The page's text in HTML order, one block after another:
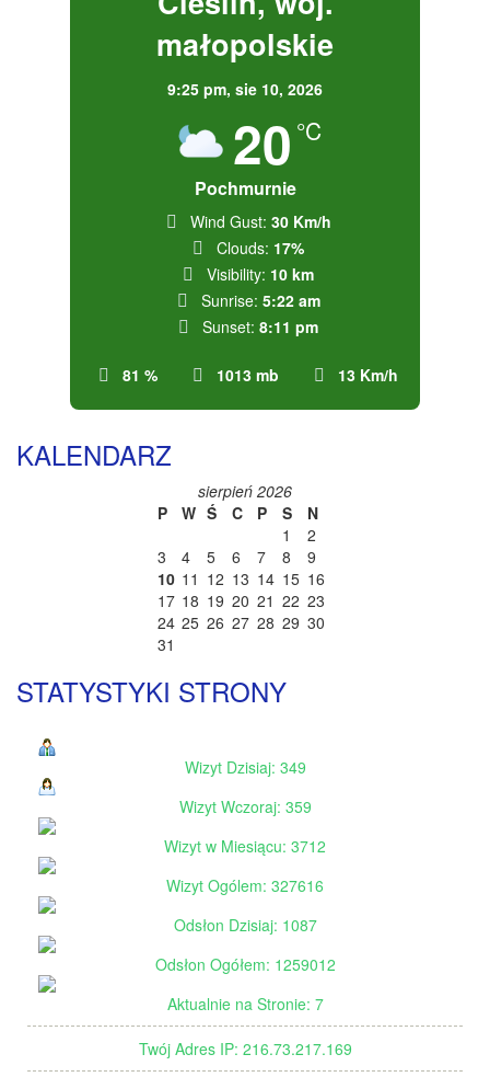
małopolskie
9:25 pm, sie 10, 2026
20 °C
Pochmurnie
81 % 1013 mb 13 Km/h
Wind Gust: 30 Km/h
Clouds: 17%
Visibility: 10 km
Sunrise: 5:22 am
Sunset: 8:11 pm
KALENDARZ
sierpień 2026
P
W Ś C P S
N
1
2
3
4 5 6 7 8
9
10 11 12 13 14 15 16
17 18 19 20 21 22 23
24 25 26 27 28 29 30
31
STATYSTYKI STRONY
Wizyt Dzisiaj: 349
Wizyt Wczoraj: 359
Wizyt w Miesiącu: 3712
Wizyt Ogólem: 327616
Odsłon Dzisiaj: 1087
Odsłon Ogółem: 1259012
Aktualnie na Stronie: 7
Twój Adres IP: 216.73.217.169